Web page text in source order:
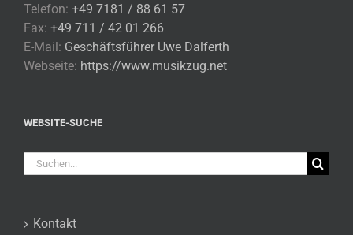
Telefon: +49 7181 / 88 61 57
Fax: +49 711 / 42 01 266
E-Mail: Geschäftsführer Uwe Dalferth
Webseite: https://www.musikzug.net
WEBSITE-SUCHE
Suche
nach:
Kontakt